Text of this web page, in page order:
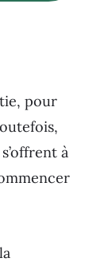
pour
à